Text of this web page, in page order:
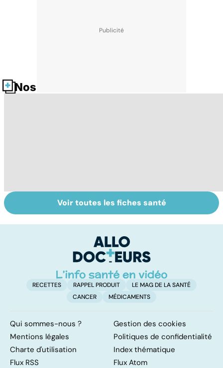
Nos fiches santé
Faire du sport à
domicile, c'est
Vivre après un
cancer
Voir toutes les fiches santé
RECETTES RAPPEL PRODUIT
LE MAG DE LA SANTÉ
CANCER
MÉDICAMENTS
Qui sommes-nous ?
Gestion des cookies
Mentions légales
Politiques de confidentialité
Charte d'utilisation
Index thématique
Flux RSS
Flux Atom